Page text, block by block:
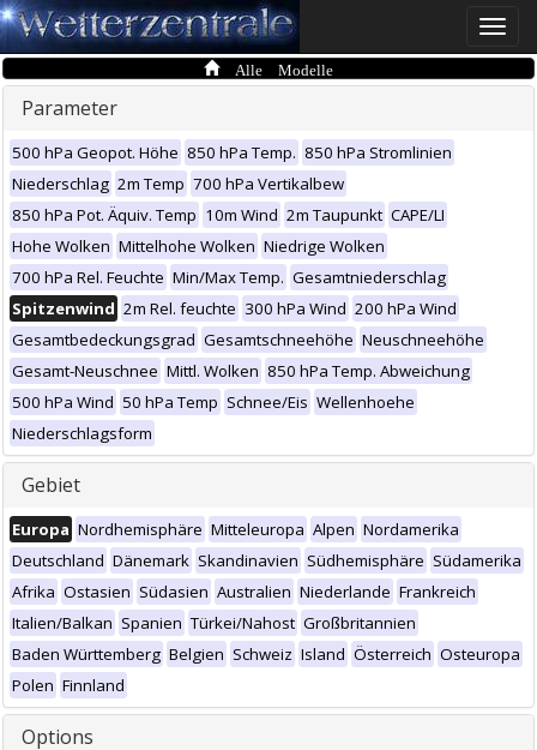
Toggle
Alle Modelle
Parameter
500 hPa Geopot. Höhe 850 hPa Temp. 850 hPa Stromlinien
Niederschlag 2m Temp 700 hPa Vertikalbew
850 hPa Pot. Äquiv. Temp 10m Wind 2m Taupunkt CAPE/LI
Hohe Wolken Mittelhohe Wolken Niedrige Wolken
700 hPa Rel. Feuchte Min/Max Temp. Gesamtniederschlag
Spitzenwind 2m Rel. feuchte 300 hPa Wind 200 hPa Wind
Gesamtbedeckungsgrad Gesamtschneehöhe Neuschneehöhe
Gesamt-Neuschnee Mittl. Wolken 850 hPa Temp. Abweichung
500 hPa Wind 50 hPa Temp Schnee/Eis Wellenhoehe
Niederschlagsform
Gebiet
Europa Nordhemisphäre Mitteleuropa Alpen Nordamerika
Deutschland Dänemark Skandinavien Südhemisphäre Südamerika
Afrika Ostasien Südasien Australien Niederlande Frankreich
Italien/Balkan Spanien Türkei/Nahost Großbritannien
Baden Württemberg Belgien Schweiz Island Österreich Osteuropa
Polen Finnland
Options